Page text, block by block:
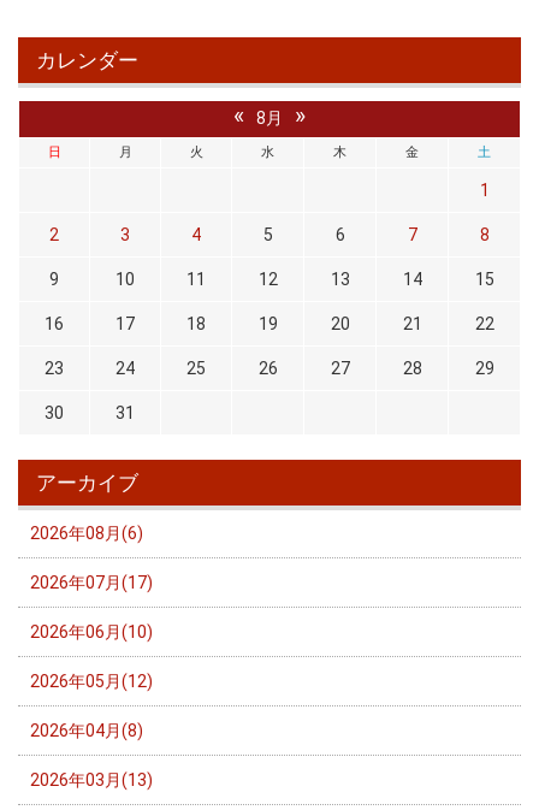
カレンダー
« 8月 »
日 月 火 水 木 金 土
1
2 3 4 5 6 7 8
9 10 11 12 13 14 15
16 17 18 19 20 21 22
23 24 25 26 27 28 29
30 31
アーカイブ
2026年08月(6)
2026年07月(17)
2026年06月(10)
2026年05月(12)
2026年04月(8)
2026年03月(13)